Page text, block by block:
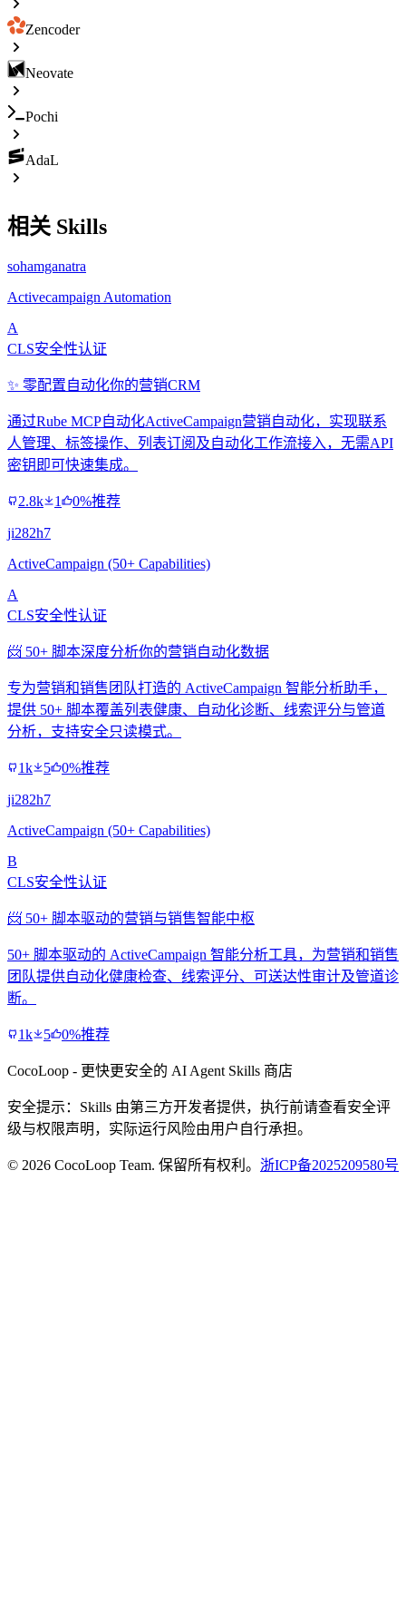
Zencoder
Neovate
Pochi
AdaL
相关 Skills
sohamganatra
Activecampaign Automation
A
CLS安全性认证
✨ 零配置自动化你的营销CRM
通过Rube MCP自动化ActiveCampaign营销自动化，实现联系
人管理、标签操作、列表订阅及自动化工作流接入，无需API
密钥即可快速集成。
2.8k 1 0%推荐
ji282h7
ActiveCampaign (50+ Capabilities)
A
CLS安全性认证
📨 50+ 脚本深度分析你的营销自动化数据
专为营销和销售团队打造的 ActiveCampaign 智能分析助手，
提供 50+ 脚本覆盖列表健康、自动化诊断、线索评分与管道
分析，支持安全只读模式。
1k 5 0%推荐
ji282h7
ActiveCampaign (50+ Capabilities)
B
CLS安全性认证
📨 50+ 脚本驱动的营销与销售智能中枢
50+ 脚本驱动的 ActiveCampaign 智能分析工具，为营销和销售
团队提供自动化健康检查、线索评分、可送达性审计及管道诊
断。
1k 5 0%推荐
CocoLoop - 更快更安全的 AI Agent Skills 商店
安全提示：Skills 由第三方开发者提供，执行前请查看安全评
级与权限声明，实际运行风险由用户自行承担。
© 2026 CocoLoop Team. 保留所有权利。 浙ICP备2025209580号